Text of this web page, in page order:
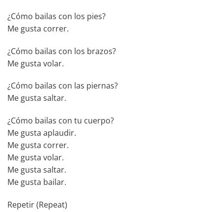
¿Cómo bailas con los pies?
Me gusta correr.
¿Cómo bailas con los brazos?
Me gusta volar.
¿Cómo bailas con las piernas?
Me gusta saltar.
¿Cómo bailas con tu cuerpo?
Me gusta aplaudir.
Me gusta correr.
Me gusta volar.
Me gusta saltar.
Me gusta bailar.
Repetir (Repeat)